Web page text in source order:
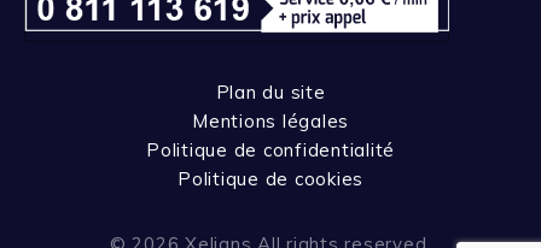
Plan du site
Mentions légales
Politique de confidentialité
Politique de cookies